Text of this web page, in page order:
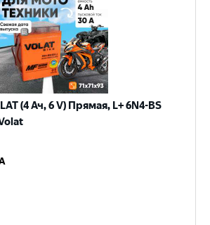
(4 Ач, 6 V) Прямая, L+ 6N4-BS